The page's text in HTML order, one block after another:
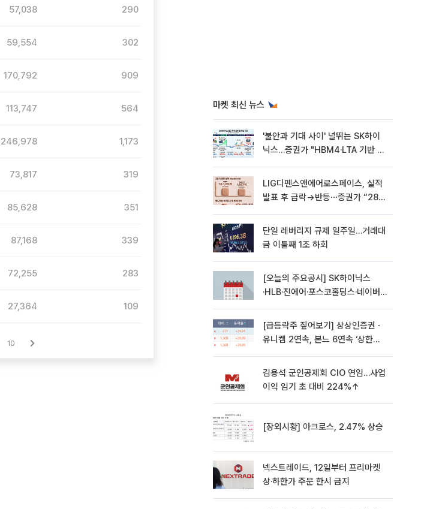
마켓 최신 뉴스
'불안과 기대 사이' 널뛰는 SK하이
닉스…증권가 "HBM4·LTA 기반 펀
LIG디펜스앤에어로스페이스, 실적
발표 후 급락→반등⋯증권가 “28년
단일 레버리지 규제 일주일…거래대
금 이틀째 1조 하회
[오늘의 주요공시] SK하이닉스
·HLB·진에어·포스코홀딩스·네이버·
[급등락주 짚어보기] 상상인증권ㆍ
유니켐 2연속, 본느 6연속 ‘상한
김용석 군인공제회 CIO 연임…사업
이익 임기 초 대비 224%↑
[장외시황] 아크로스, 2.47% 상승
넥스트레이드, 12일부터 프리마켓
상·하한가 주문 한시 금지